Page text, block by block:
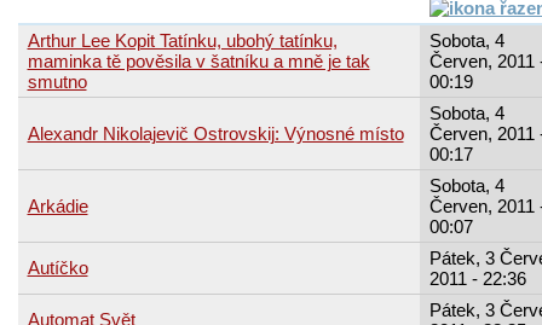
Arthur Lee Kopit Tatínku, ubohý tatínku,
maminka tě pověsila v šatníku a mně je tak
smutno
Sobota, 4
Červen, 2011
00:19
Alexandr Nikolajevič Ostrovskij: Výnosné místo
Sobota, 4
Červen, 2011
00:17
Arkádie
Sobota, 4
Červen, 2011
00:07
Autíčko
Pátek, 3
2011 - 22:36
Automat Svět
Pátek, 3